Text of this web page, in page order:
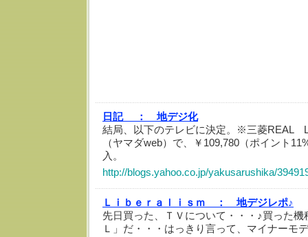
日記 ：
地デジ化
結局、以下のテレビに決定。※三菱REAL
（ヤマダweb）で、￥109,780（ポイント
入。
http://blogs.yahoo.co.jp/yakusarushika/
Ｌｉｂｅｒａｌｉｓｍ ：
地デジレポ♪
先日買った、ＴＶについて・・・♪買った
Ｌ」だ・・・はっきり言って、マイナーモ